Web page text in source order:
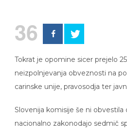
36
Tokrat je opomine sicer prejelo
neizpolnjevanja obveznosti na
carinske unije, pravosodja ter
Slovenija komisije še ni
nacionalno zakonodajo sedmič